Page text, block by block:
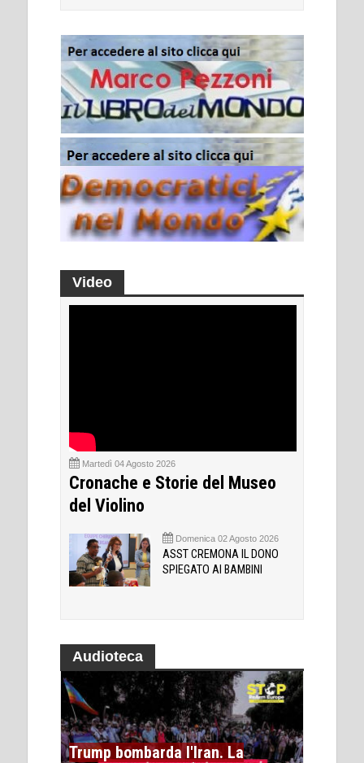
Video
Martedì 04 Agosto 2026
Cronache e Storie del Museo
del Violino
Domenica 02 Agosto 2026
ASST CREMONA IL DONO
SPIEGATO AI BAMBINI
Audioteca
Trump bombarda l'Iran. La